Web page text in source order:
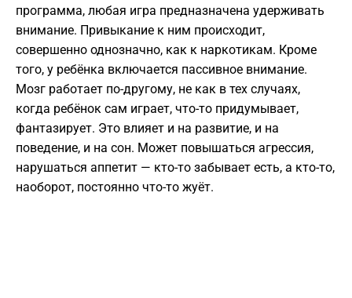
программа, любая игра предназначена удерживать
внимание. Привыкание к ним происходит,
совершенно однозначно, как к наркотикам. Кроме
того, у ребёнка включается пассивное внимание.
Мозг работает по-другому, не как в тех случаях,
когда ребёнок сам играет, что-то придумывает,
фантазирует. Это влияет и на развитие, и на
поведение, и на сон. Может повышаться агрессия,
нарушаться аппетит — кто-то забывает есть, а кто-то,
наоборот, постоянно что-то жуёт.